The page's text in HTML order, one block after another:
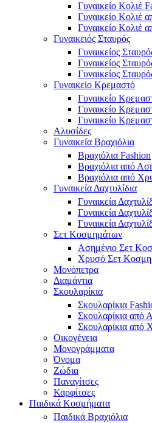
Γυναικείο Κολιέ
Γυναικείο Κολιέ
Γυναικείο Κολιέ
Γυναικειός Σταυρός
Γυναικείος
Γυναικείος
Γυναικείος
Γυναικείο Κρεμαστό
Γυναικείο
Γυναικείο
Γυναικείο
Αλυσίδες
Γυναικεία Βραχιόλια
Βραχιόλια Fashion
Βραχιόλια από
Βραχιόλια από
Γυναικεία Δαχτυλίδια
Γυναικεία
Γυναικεία
Γυναικεία
Σετ Κοσμημάτων
Ασημένιο Σετ
Χρυσό Σετ
Μονόπετρα
Διαμάντια
Σκουλαρίκια
Σκουλαρίκια
Σκουλαρίκια από
Σκουλαρίκια από
Οικογένεια
Μονογράμματα
Όνομα
Ζώδια
Παναγίτσες
Καρφίτσες
Παιδικά Κοσμήματα
Παιδικά Βραχιόλια